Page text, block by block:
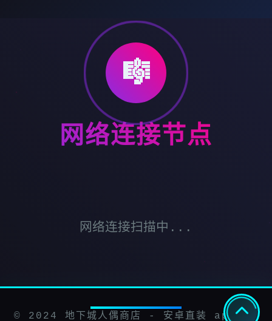
🎼
网络连接节点
网络连接扫描中...
© 2024 地下城人偶商店 - 安卓直装 app下载